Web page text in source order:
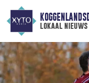
lokaal nieuws